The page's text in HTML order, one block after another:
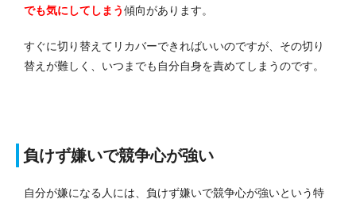
でも気にしてしまう傾向があります。
すぐに切り替えてリカバーできればいいのですが、その切り
替えが難しく、いつまでも自分自身を責めてしまうのです。
負けず嫌いで競争心が強い
自分が嫌になる人には、負けず嫌いで競争心が強いという特